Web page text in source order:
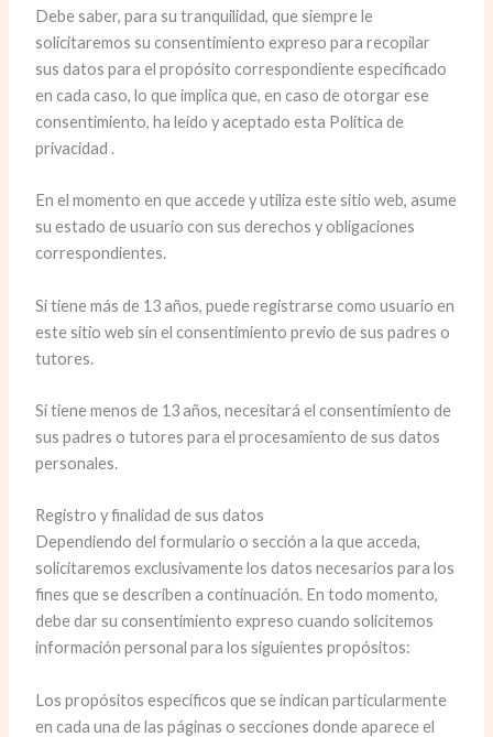
Debe saber, para su tranquilidad, que siempre le
solicitaremos su consentimiento expreso para recopilar
sus datos para el propósito correspondiente especificado
en cada caso, lo que implica que, en caso de otorgar ese
consentimiento, ha leído y aceptado esta Política de
privacidad .
En el momento en que accede y utiliza este sitio web, asume
su estado de usuario con sus derechos y obligaciones
correspondientes.
Si tiene más de 13 años, puede registrarse como usuario en
este sitio web sin el consentimiento previo de sus padres o
tutores.
Si tiene menos de 13 años, necesitará el consentimiento de
sus padres o tutores para el procesamiento de sus datos
personales.
Registro y finalidad de sus datos
Dependiendo del formulario o sección a la que acceda,
solicitaremos exclusivamente los datos necesarios para los
fines que se describen a continuación. En todo momento,
debe dar su consentimiento expreso cuando solicitemos
información personal para los siguientes propósitos:
Los propósitos específicos que se indican particularmente
en cada una de las páginas o secciones donde aparece el